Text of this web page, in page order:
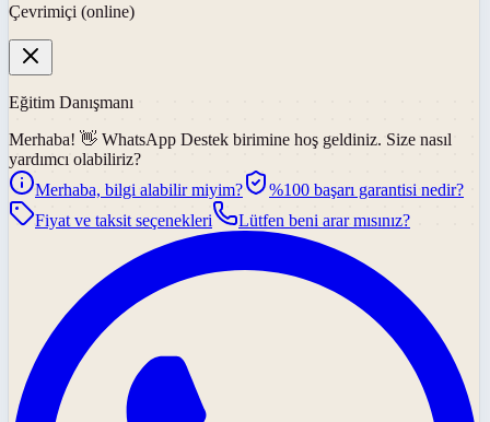
Çevrimiçi (online)
Eğitim Danışmanı
Merhaba! 👋 WhatsApp Destek birimine hoş geldiniz. Size nasıl
yardımcı olabiliriz?
Merhaba, bilgi alabilir miyim?
%100 başarı garantisi nedir?
Fiyat ve taksit seçenekleri
Lütfen beni arar mısınız?